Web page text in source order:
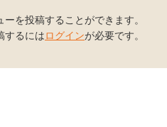
を投稿することができます。
するにはログインが必要です。